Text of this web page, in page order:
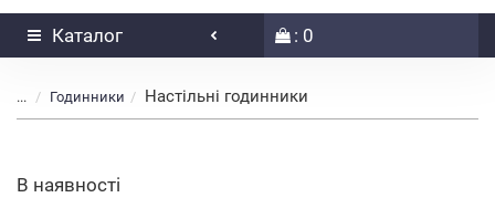
Каталог : 0
... Годинники Настільні годинники
В наявності